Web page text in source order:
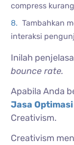
compress
Tambahkan
interaksi
Inilah
bounce rate.
Apabila Anda
Jasa
Creativism.
Creativism